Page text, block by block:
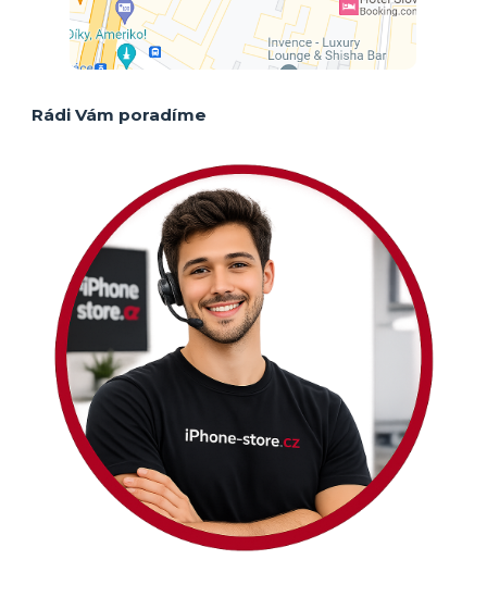
Rádi Vám poradíme